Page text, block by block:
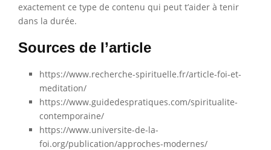
exactement ce type de contenu qui peut t’aider à tenir
dans la durée.
Sources de l’article
https://www.recherche-spirituelle.fr/article-foi-et-
meditation/
https://www.guidedespratiques.com/spiritualite-
contemporaine/
https://www.universite-de-la-
foi.org/publication/approches-modernes/